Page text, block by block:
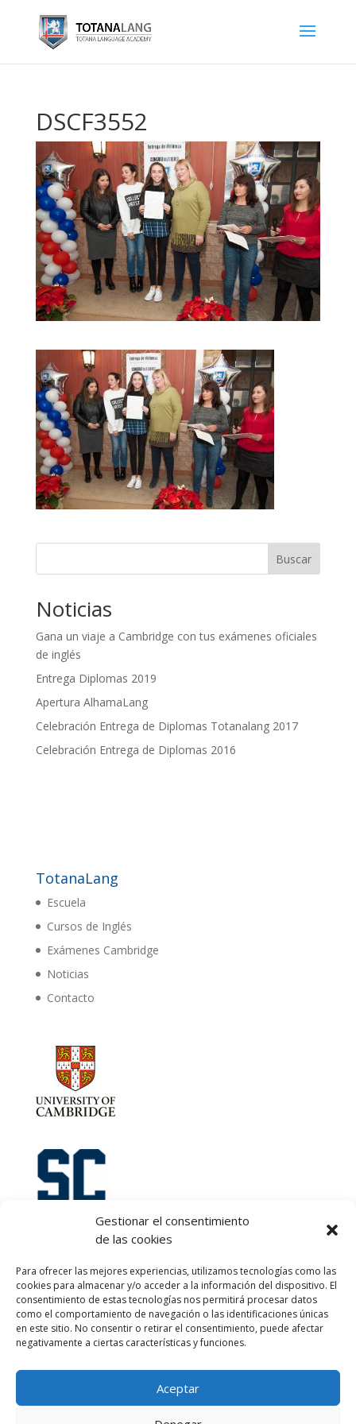
Gestionar el consentimiento
de las cookies
Para ofrecer las mejores experiencias, utilizamos tecnologías como las
cookies para almacenar y/o acceder a la información del dispositivo. El
consentimiento de estas tecnologías nos permitirá procesar datos
como el comportamiento de navegación o las identificaciones únicas
en este sitio. No consentir o retirar el consentimiento, puede afectar
negativamente a ciertas características y funciones.
Aceptar
DSCF3552
Buscar
Noticias
Gana un viaje a Cambridge con tus exámenes oficiales
de inglés
Entrega Diplomas 2019
Apertura AlhamaLang
Celebración Entrega de Diplomas Totanalang 2017
Celebración Entrega de Diplomas 2016
TotanaLang
Escuela
Cursos de Inglés
Exámenes Cambridge
Noticias
Contacto
968 425 675
Emilio Mora 11 | 1º Piso
30850. Totana. Murcia. Spain
info@totanalang.com